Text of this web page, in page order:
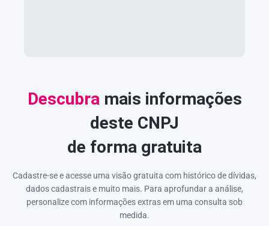
Descubra mais informações
deste CNPJ
de forma gratuita
Cadastre-se e acesse uma visão gratuita com histórico de dívidas,
dados cadastrais e muito mais. Para aprofundar a análise,
personalize com informações extras em uma consulta sob
medida.